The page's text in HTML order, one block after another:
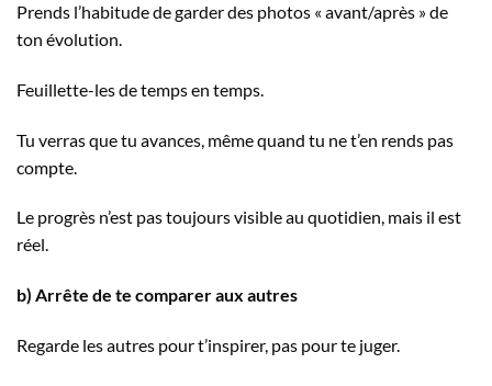
Prends l’habitude de garder des photos « avant/après » de
ton évolution.
Feuillette-les de temps en temps.
Tu verras que tu avances, même quand tu ne t’en rends pas
compte.
Le progrès n’est pas toujours visible au quotidien, mais il est
réel.
b) Arrête de te comparer aux autres
Regarde les autres pour t’inspirer, pas pour te juger.